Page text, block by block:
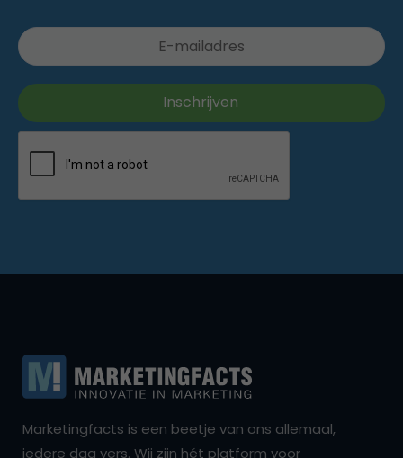
Marketingfacts is een beetje van ons allemaal,
iedere dag vers. Wij zijn hét platform voor